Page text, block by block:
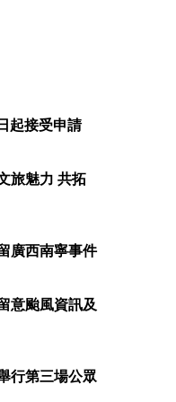
起接受申請
旅魅力 共拓
廣西南寧事件
意颱風資訊及
行第三場公眾